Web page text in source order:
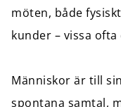
möten, både
kunder – vissa
Människor är till
spontana samtal,